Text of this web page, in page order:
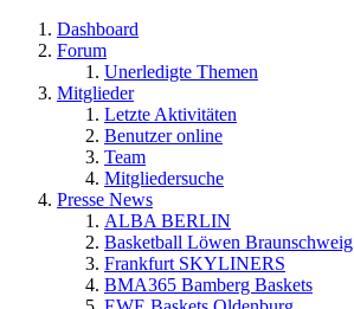
Dashboard
Forum
Unerledigte Themen
Mitglieder
Letzte Aktivitäten
Benutzer online
Team
Mitgliedersuche
Presse News
ALBA BERLIN
Basketball Löwen Braunschweig
Frankfurt SKYLINERS
BMA365 Bamberg Baskets